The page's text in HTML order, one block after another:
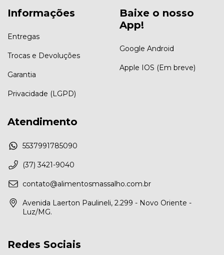
Informações
Entregas
Trocas e Devoluções
Garantia
Privacidade (LGPD)
Baixe o nosso
App!
Google Android
Apple IOS (Em breve)
Atendimento
5537991785090
(37) 3421-9040
contato@alimentosmassalho.com.br
Avenida Laerton Paulineli, 2.299 - Novo Oriente -
Luz/MG.
Redes Sociais